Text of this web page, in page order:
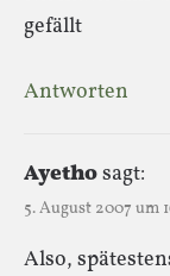
gefällt
Antworten
Ayethosagt:
5. August 2007 um
Also,